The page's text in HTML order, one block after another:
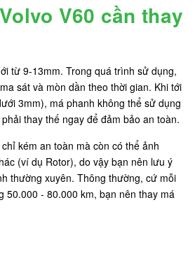
V60 cần thay
từ 9-13mm. Trong quá trình sử dụng,
sát và mòn dần theo thời gian. Khi tới
3mm), má phanh không thể sử dụng
thay thế ngay để đảm bảo an toàn.
kém an toàn mà còn có thể ảnh
(ví dụ Rotor), do vậy bạn nên lưu ý
thường xuyên. Thông thường, cứ mỗi
50.000 - 80.000 km, bạn nên thay má